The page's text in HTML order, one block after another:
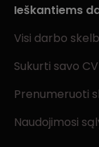
Ieškantiems
Visi darbo
Sukurti savo CV
Prenumeruoti
Naudojimosi